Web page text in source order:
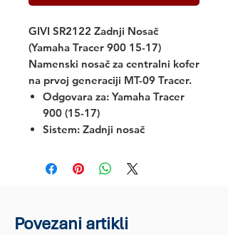
GIVI SR2122 Zadnji Nosač
(Yamaha Tracer 900 15-17)
Namenski nosač za centralni kofer
na prvoj generaciji MT-09 Tracer.
Odgovara za: Yamaha Tracer
900 (15-17)
Sistem: Zadnji nosač
Povezani artikli